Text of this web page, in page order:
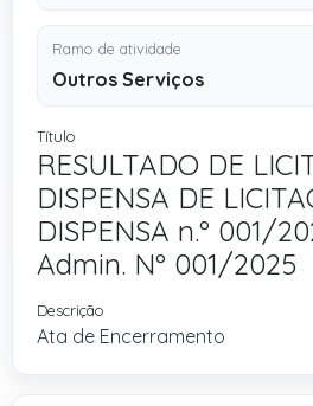
Ramo de atividade
Outros Serviços
Título
RESULTADO DE
DISPENSA DE
DISPENSA n.º 001/
Admin. Nº 001/2025
Descrição
Ata de Encerramento